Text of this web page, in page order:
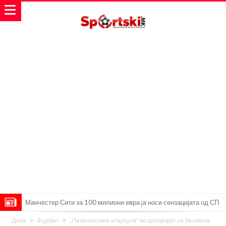
Манчестер Сити за 100 милиони евра ја носи сензацијата од СП
Се подготвува фудбалска предавство какво што не е видено од
Дома Фудбал
„Патриотската клаузула“ во договорот на Бензема